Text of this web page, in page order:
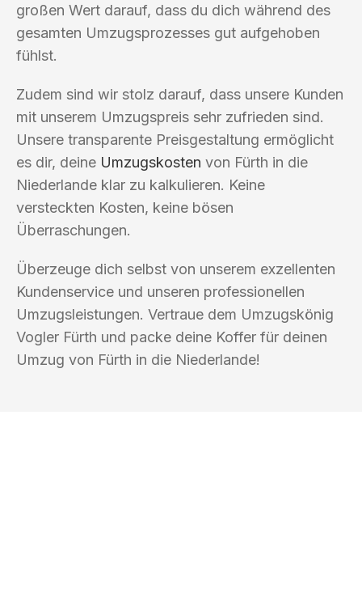
großen Wert darauf, dass du dich während des
gesamten Umzugsprozesses gut aufgehoben
fühlst.
Zudem sind wir stolz darauf, dass unsere Kunden
mit unserem Umzugspreis sehr zufrieden sind.
Unsere transparente Preisgestaltung ermöglicht
es dir, deine Umzugskosten von Fürth in die
Niederlande klar zu kalkulieren. Keine
versteckten Kosten, keine bösen
Überraschungen.
Überzeuge dich selbst von unserem exzellenten
Kundenservice und unseren professionellen
Umzugsleistungen. Vertraue dem Umzugskönig
Vogler Fürth und packe deine Koffer für deinen
Umzug von Fürth in die Niederlande!